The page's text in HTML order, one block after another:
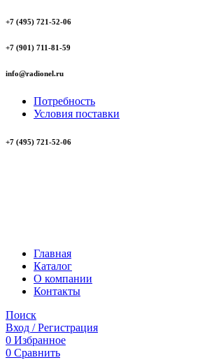
+7 (495) 721-52-06
+7 (901) 711-81-59
info@radionel.ru
Потребность
Условия поставки
+7 (495) 721-52-06
Главная
Каталог
О компании
Контакты
Поиск
Вход / Регистрация
0 Избранное
0 Сравнить